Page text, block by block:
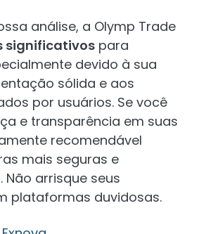
análise, a Olymp Trade
significativos para
devido à sua
sólida e aos
por usuários. Se você
e transparência em suas
recomendável
mais seguras e
arrisque seus
plataformas duvidosas.